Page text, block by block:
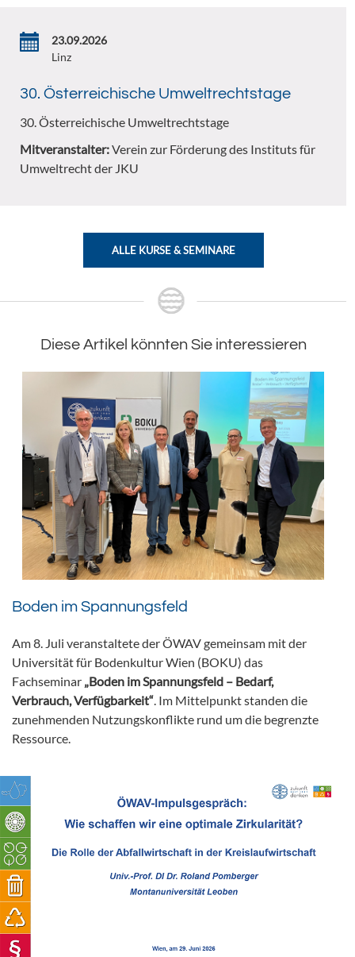
23.09.2026
Linz
30. Österreichische Umweltrechtstage
30. Österreichische Umweltrechtstage
Mitveranstalter:Verein zur Förderung des Instituts für
Umweltrecht der JKU
ALLE KURSE & SEMINARE
Diese Artikel könnten Sie interessieren
Boden im Spannungsfeld
Am 8. Juli veranstaltete der ÖWAV gemeinsam mit der
Universität für Bodenkultur Wien (BOKU) das
Fachseminar „Boden im Spannungsfeld – Bedarf,
Verbrauch, Verfügbarkeit“. Im Mittelpunkt standen die
zunehmenden Nutzungskonflikte rund um die begrenzte
Ressource.